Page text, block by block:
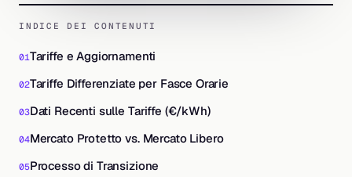
INDICE DEI CONTENUTI
Tariffe e Aggiornamenti
Tariffe Differenziate per Fasce Orarie
Dati Recenti sulle Tariffe (€/kWh)
Mercato Protetto vs. Mercato Libero
Processo di Transizione